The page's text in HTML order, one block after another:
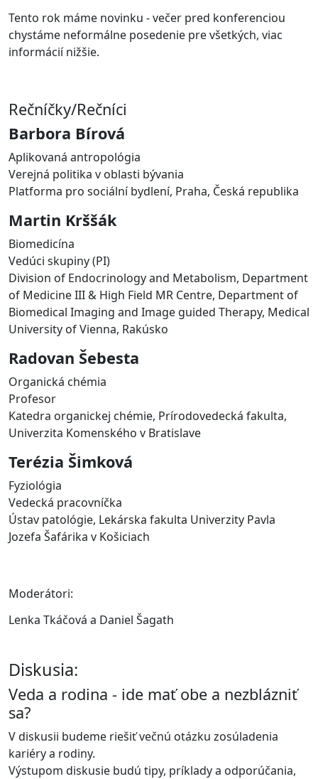
Tento rok máme novinku - večer pred konferenciou
chystáme neformálne posedenie pre všetkých, viac
informácií nižšie.
Rečníčky/Rečníci
Barbora Bírová
Aplikovaná antropológia
Verejná politika v oblasti bývania
Platforma pro sociální bydlení, Praha, Česká republika
Martin Krššák
Biomedicína
Vedúci skupiny (PI)
Division of Endocrinology and Metabolism, Department
of Medicine III & High Field MR Centre, Department of
Biomedical Imaging and Image guided Therapy, Medical
University of Vienna, Rakúsko
Radovan Šebesta
Organická chémia
Profesor
Katedra organickej chémie, Prírodovedecká fakulta,
Univerzita Komenského v Bratislave
Terézia Šimková
Fyziológia
Vedecká pracovníčka
Ústav patológie, Lekárska fakulta Univerzity Pavla
Jozefa Šafárika v Košiciach
Moderátori:
Lenka Tkáčová a Daniel Šagath
Diskusia:
Veda a rodina - ide mať obe a nezblázniť
sa?
V diskusii budeme riešiť večnú otázku zosúladenia
kariéry a rodiny.
Výstupom diskusie budú tipy, príklady a odporúčania,